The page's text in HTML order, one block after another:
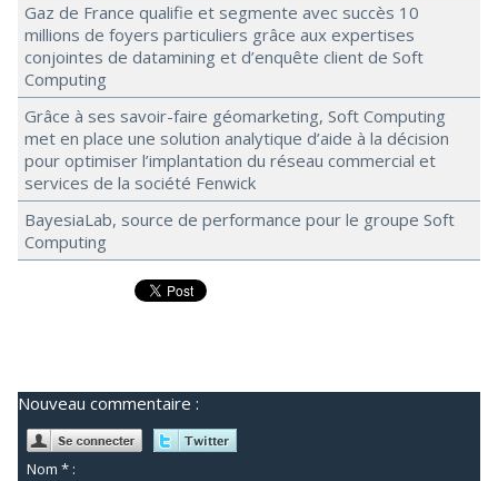
Gaz de France qualifie et segmente avec succès 10
millions de foyers particuliers grâce aux expertises
conjointes de datamining et d’enquête client de Soft
Computing
Grâce à ses savoir-faire géomarketing, Soft Computing
met en place une solution analytique d’aide à la décision
pour optimiser l’implantation du réseau commercial et
services de la société Fenwick
BayesiaLab, source de performance pour le groupe Soft
Computing
Nouveau commentaire :
Nom * :